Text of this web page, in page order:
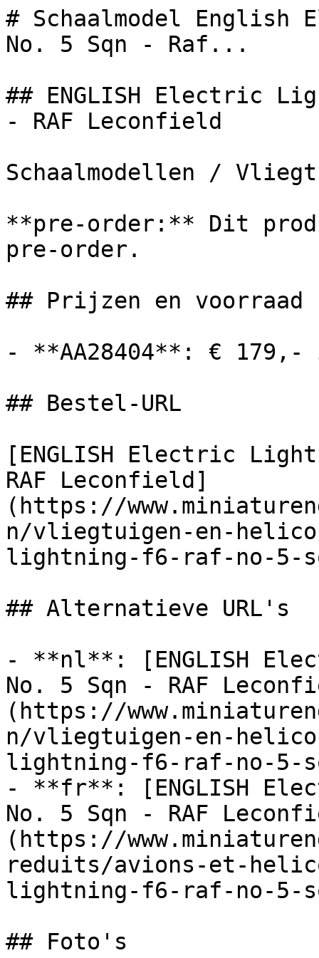
# Schaalmodel
No. 5 Sqn - Raf...
## ENGLISH Electric
- RAF Leconfield
Schaalmodellen /
**pre-order:** Dit
pre-order.
## Prijzen en voorraad
- **AA28404**: € 179,-
## Bestel-URL
[ENGLISH Electric
RAF Leconfield]
(https://
n/vliegtuigen-en-
lightning-f6-raf-no-5-
## Alternatieve URL's
- **nl**: [ENGLISH
No. 5 Sqn - RAF
(https://
n/vliegtuigen-en-
lightning-f6-raf-no-5-
- **fr**: [ENGLISH
No. 5 Sqn - RAF
(https://
reduits/avions-et-
lightning-f6-raf-no-5-
## Foto's